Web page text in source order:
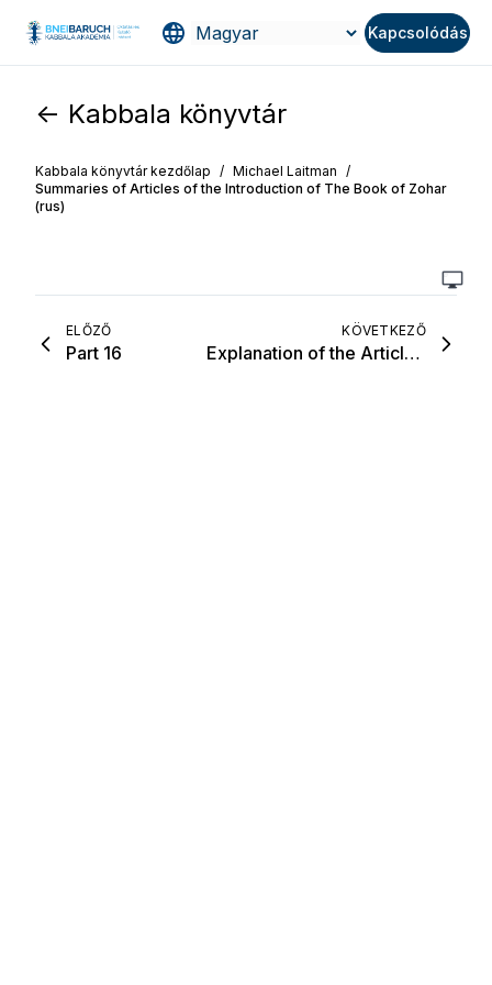
Kapcsolódás
<- Kabbala könyvtár
Kabbala könyvtár kezdőlap / Michael Laitman /
Summaries of Articles of the Introduction of The Book of Zohar
(rus)
ELŐZŐ
Part 16
KÖVETKEZŐ
Explanation of the Article, “Preface to the Wisdom of Kabbalah”